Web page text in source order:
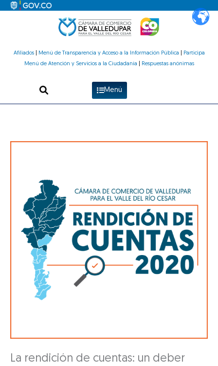
Afiliados| Menú de Transparencia y Acceso a la Información Pública
Participa
Menú de Atención y Servicios a la Ciudadanía
Respuestas anónimas
Menú
La rendición de cuentas: un deber